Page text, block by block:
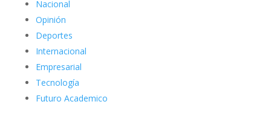
Nacional
Opinión
Deportes
Internacional
Empresarial
Tecnología
Futuro Academico